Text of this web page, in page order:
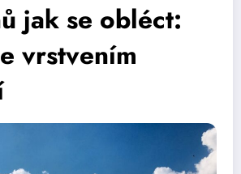
jak se obléct:
vrstvením